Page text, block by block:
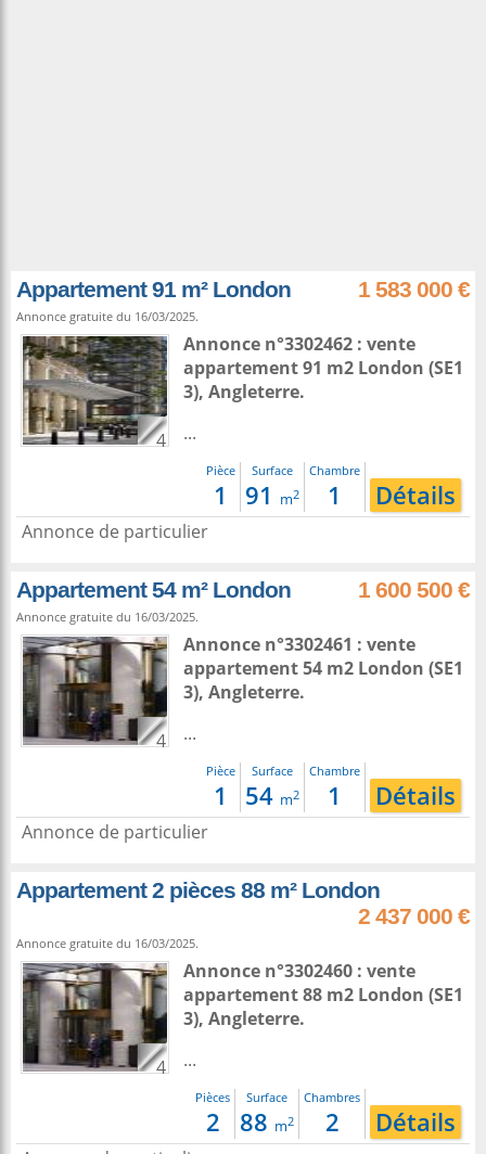
Appartement 91 m² London 1 583 000 €
Annonce gratuite du 16/03/2025.
4
Annonce n°3302462 : vente
appartement 91 m2 London (SE1
3), Angleterre.
...
Pièce
1
Surface
91 m2
Chambre
1 Détails
Annonce de particulier
Appartement 54 m² London 1 600 500 €
Annonce gratuite du 16/03/2025.
4
Annonce n°3302461 : vente
appartement 54 m2 London (SE1
3), Angleterre.
...
Pièce
1
Surface
54 m2
Chambre
1 Détails
Annonce de particulier
Appartement 2 pièces 88 m² London
2 437 000 €
Annonce gratuite du 16/03/2025.
4
Annonce n°3302460 : vente
appartement 88 m2 London (SE1
3), Angleterre.
...
Pièces
2
Surface
88 m2
Chambres
2 Détails